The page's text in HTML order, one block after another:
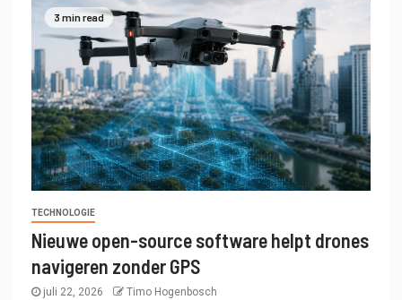
3 min read
TECHNOLOGIE
Nieuwe open-source software helpt drones
navigeren zonder GPS
juli 22, 2026 Timo Hogenbosch